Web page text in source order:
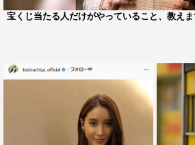
宝くじ当たる人だけがやっていること、教え